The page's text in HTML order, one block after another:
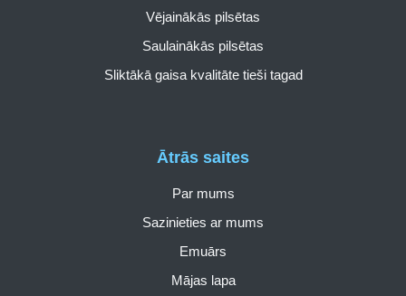
Ātrās saites
Par mums
Sazinieties ar mums
Emuārs
Mājas lapa
Vējainākās pilsētas
Saulainākās pilsētas
Sliktākā gaisa kvalitāte tieši tagad